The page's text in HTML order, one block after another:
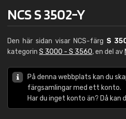
NCS S 3502-Y
Den här sidan visar NCS-färg S
kategorin S 3000 - S 3560, en del av
På denna webbplats kan du
färgsamlingar med ett konto.
Har du inget konto än? Då kan